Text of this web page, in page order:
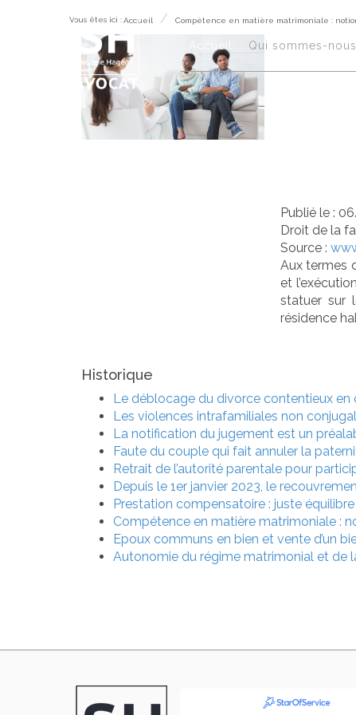
Accueil Qui sommes-
Vous êtes ici :Accueil Compétence en matière matrimoniale :
Publié le :
Droit de la
Source :
Aux termes
et
statuer sur
résidence
Historique
Le déblocage du divorce contentieux en
Les violences intrafamiliales non
La notification du jugement est un
Faute du couple qui fait annuler la
Retrait de l’autorité parentale pour
Depuis le 1er janvier 2023, le
Prestation compensatoire : juste
Compétence en matière matrimoniale :
Epoux communs en bien et vente d’un
Autonomie du régime matrimonial et de